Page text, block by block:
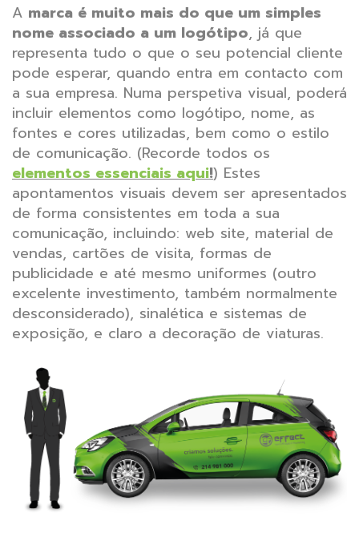
A marca é muito mais do que um simples
nome associado a um logótipo, já que
representa tudo o que o seu potencial cliente
pode esperar, quando entra em contacto com
a sua empresa. Numa perspetiva visual, poderá
incluir elementos como logótipo, nome, as
fontes e cores utilizadas, bem como o estilo
de comunicação. (Recorde todos os
elementos essenciaisaqui!) Estes
apontamentos visuais devem ser apresentados
de forma consistentes em toda a sua
comunicação, incluindo: web site, material de
vendas, cartões de visita, formas de
publicidade e até mesmo uniformes (outro
excelente investimento, também normalmente
desconsiderado), sinalética e sistemas de
exposição, e claro a decoração de viaturas.